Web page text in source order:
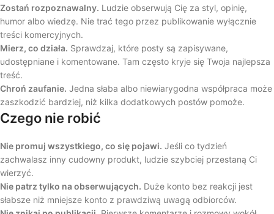
Zostań rozpoznawalny. Ludzie obserwują Cię za styl, opinię,
humor albo wiedzę. Nie trać tego przez publikowanie wyłącznie
treści komercyjnych.
Mierz, co działa. Sprawdzaj, które posty są zapisywane,
udostępniane i komentowane. Tam często kryje się Twoja najlepsza
treść.
Chroń zaufanie. Jedna słaba albo niewiarygodna współpraca może
zaszkodzić bardziej, niż kilka dodatkowych postów pomoże.
Czego nie robić
Nie promuj wszystkiego, co się pojawi. Jeśli co tydzień
zachwalasz inny cudowny produkt, ludzie szybciej przestaną Ci
wierzyć.
Nie patrz tylko na obserwujących. Duże konto bez reakcji jest
słabsze niż mniejsze konto z prawdziwą uwagą odbiorców.